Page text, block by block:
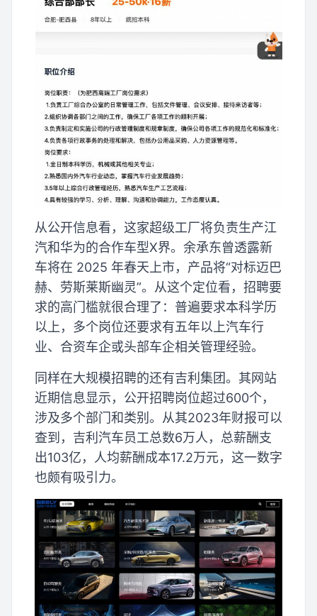
从公开信息看，这家超级工厂将负责生产江
汽和华为的合作车型X界。余承东曾透露新
车将在 2025 年春天上市，产品将“对标迈巴
赫、劳斯莱斯幽灵”。从这个定位看，招聘要
求的高门槛就很合理了：普遍要求本科学历
以上，多个岗位还要求有五年以上汽车行
业、合资车企或头部车企相关管理经验。
同样在大规模招聘的还有吉利集团。其网站
近期信息显示，公开招聘岗位超过600个，
涉及多个部门和类别。从其2023年财报可以
查到，吉利汽车员工总数6万人，总薪酬支
出103亿，人均薪酬成本17.2万元，这一数字
也颇有吸引力。